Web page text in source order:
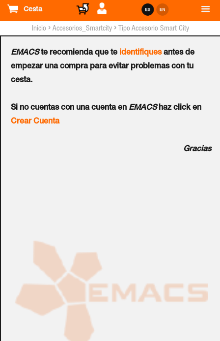
Cesta
EMACSte recomienda que te identifiquesantes de
empezar una compra para evitar problemas con tu
cesta.
Si no cuentas con una cuenta en EMACShaz click en
Crear Cuenta
Gracias
Inicio › Accesorios_Smartcity › Tipo Accesorio Smart City
Accesorio
Ref.: CF/VEH/002(BL2xxToll)
Solución 2 - Brazo derecho - Puerta trasera y / o derecha.